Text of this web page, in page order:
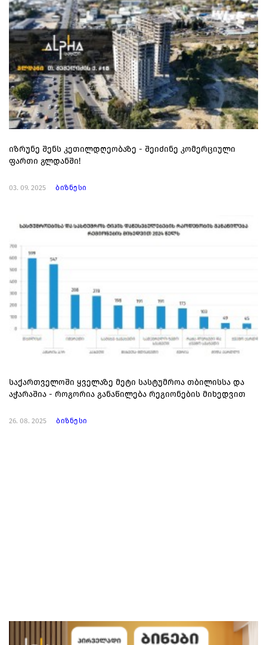
იზრუნე შენს კეთილდღეობაზე - შეიძინე კომერციული
ფართი გლდანში!
03. 09. 2025 ბიზნესი
საქართველოში ყველაზე მეტი სასტუმროა თბილისსა და
აჭარაშია - როგორია განაწილება რეგიონების მიხედვით
26. 08. 2025 ბიზნესი